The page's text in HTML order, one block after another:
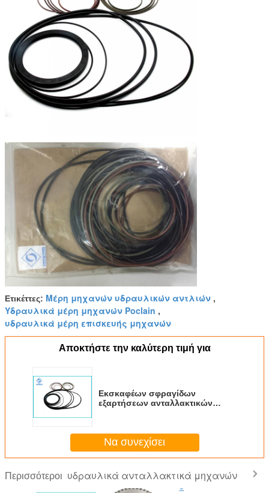
Ετικέττες: Μέρη μηχανών υδραυλικών αντλιών ,
Υδραυλικά μέρη μηχανών Poclain ,
υδραυλικά μέρη επισκευής μηχανών
Αποκτήστε την καλύτερη τιμή για
Εκσκαφέων σφραγίδων
εξαρτήσεων ανταλλακτικών
ευρύτερη
Να συνεχίσει
Περισσότεροι υδραυλικά ανταλλακτικά μηχανών